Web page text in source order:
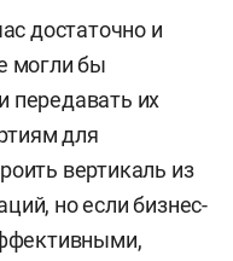
достаточно и
могли бы
передавать их
для
вертикаль из
но если бизнес-